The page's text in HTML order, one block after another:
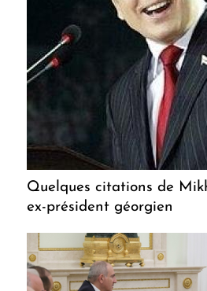
Quelques citations de
ex-président géorgien